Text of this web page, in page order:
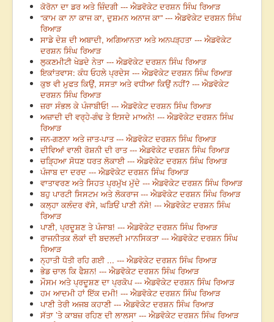
ਕੋਰੋਨਾ ਦਾ ਡਰ ਅਤੇ ਜ਼ਿੰਦਗੀ --- ਐਡਵੋਕੇਟ ਦਰਸ਼ਨ ਸਿੰਘ ਰਿਆੜ
“ਕਾਮ ਕਾ ਨਾ ਕਾਜ ਕਾ, ਦੁਸ਼ਮਨ ਅਨਾਜ ਕਾ” --- ਐਡਵੋਕੇਟ ਦਰਸ਼ਨ ਸਿੰਘ
ਰਿਆੜ
ਸਾਡੇ ਦੇਸ਼ ਦੀ ਅਬਾਦੀ, ਅਗਿਆਨਤਾ ਅਤੇ ਅਨਪੜ੍ਹਤਾ --- ਐਡਵੋਕੇਟ
ਦਰਸ਼ਨ ਸਿੰਘ ਰਿਆੜ
ਲੁਕਣਮੀਟੀ ਖੇਡਦੇ ਨੇਤਾ --- ਐਡਵੋਕੇਟ ਦਰਸ਼ਨ ਸਿੰਘ ਰਿਆੜ
ਇਕਾਂਤਵਾਸ: ਕੰਧ ਓਹਲੇ ਪ੍ਰਦੇਸ --- ਐਡਵੋਕੇਟ ਦਰਸ਼ਨ ਸਿੰਘ ਰਿਆੜ
ਕੁਝ ਵੀ ਮੁਫਤ ਕਿਉਂ, ਸਸਤਾ ਅਤੇ ਵਧੀਆ ਕਿਉਂ ਨਹੀਂ? --- ਐਡਵੋਕੇਟ
ਦਰਸ਼ਨ ਸਿੰਘ ਰਿਆੜ
ਜ਼ਰਾ ਸੰਭਲ ਕੇ ਪੰਜਾਬੀਓ! --- ਐਡਵੋਕੇਟ ਦਰਸ਼ਨ ਸਿੰਘ ਰਿਆੜ
ਅਜ਼ਾਦੀ ਦੀ ਵਰ੍ਹੇ-ਗੰਢ ਤੇ ਇਸਦੇ ਮਾਅਨੇ! --- ਐਡਵੋਕੇਟ ਦਰਸ਼ਨ ਸਿੰਘ
ਰਿਆੜ
ਜਨ-ਗਣਨਾ ਅਤੇ ਜਾਤ-ਪਾਤ --- ਐਡਵੋਕੇਟ ਦਰਸ਼ਨ ਸਿੰਘ ਰਿਆੜ
ਦੀਵਿਆਂ ਵਾਲੀ ਰੋਸ਼ਨੀ ਦੀ ਰਾਤ --- ਐਡਵੋਕੇਟ ਦਰਸ਼ਨ ਸਿੰਘ ਰਿਆੜ
ਚੜ੍ਹਿਆ ਸੋਧਣ ਧਰਤ ਲੋਕਾਈ --- ਐਡਵੋਕੇਟ ਦਰਸ਼ਨ ਸਿੰਘ ਰਿਆੜ
ਪੰਜਾਬ ਦਾ ਦਰਦ --- ਐਡਵੋਕੇਟ ਦਰਸ਼ਨ ਸਿੰਘ ਰਿਆੜ
ਵਾਤਾਵਰਣ ਅਤੇ ਸਿਹਤ ਪ੍ਰਮੁੱਖ ਮੁੱਦੇ --- ਐਡਵੋਕੇਟ ਦਰਸ਼ਨ ਸਿੰਘ ਰਿਆੜ
ਬਹੁ ਪਾਰਟੀ ਸਿਸਟਮ ਅਤੇ ਲੋਕਰਾਜ --- ਐਡਵੋਕੇਟ ਦਰਸ਼ਨ ਸਿੰਘ ਰਿਆੜ
ਕਲ੍ਹਾ ਕਲੰਦਰ ਵੱਸੇ, ਘੜਿਓਂ ਪਾਣੀ ਨੱਸੇ! --- ਐਡਵੋਕੇਟ ਦਰਸ਼ਨ ਸਿੰਘ
ਰਿਆੜ
ਪਾਣੀ, ਪ੍ਰਦੂਸ਼ਣ ਤੇ ਪੰਜਾਬ! --- ਐਡਵੋਕੇਟ ਦਰਸ਼ਨ ਸਿੰਘ ਰਿਆੜ
ਰਾਜਨੀਤਕ ਲੋਕਾਂ ਦੀ ਬਦਲਦੀ ਮਾਨਸਿਕਤਾ --- ਐਡਵੋਕੇਟ ਦਰਸ਼ਨ ਸਿੰਘ
ਰਿਆੜ
ਨ੍ਹਾਤੀ ਧੋਤੀ ਰਹਿ ਗਈ ... --- ਐਡਵੋਕੇਟ ਦਰਸ਼ਨ ਸਿੰਘ ਰਿਆੜ
ਭੇਡ ਚਾਲ ਕਿ ਫੈਸ਼ਨ! --- ਐਡਵੋਕੇਟ ਦਰਸ਼ਨ ਸਿੰਘ ਰਿਆੜ
ਮੌਸਮ ਅਤੇ ਪ੍ਰਦੂਸ਼ਣ ਦਾ ਪ੍ਰਕੋਪ --- ਐਡਵੋਕੇਟ ਦਰਸ਼ਨ ਸਿੰਘ ਰਿਆੜ
ਹਮ ਆਦਮੀ ਹਾਂ ਇੱਕ ਦਮੀ! --- ਐਡਵੋਕੇਟ ਦਰਸ਼ਨ ਸਿੰਘ ਰਿਆੜ
ਪਾਣੀ ਤੇਰੀ ਅਜਬ ਕਹਾਣੀ --- ਐਡਵੋਕੇਟ ਦਰਸ਼ਨ ਸਿੰਘ ਰਿਆੜ
ਸੱਤਾ ’ਤੇ ਕਾਬਜ਼ ਰਹਿਣ ਦੀ ਲਾਲਸਾ --- ਐਡਵੋਕੇਟ ਦਰਸ਼ਨ ਸਿੰਘ ਰਿਆੜ